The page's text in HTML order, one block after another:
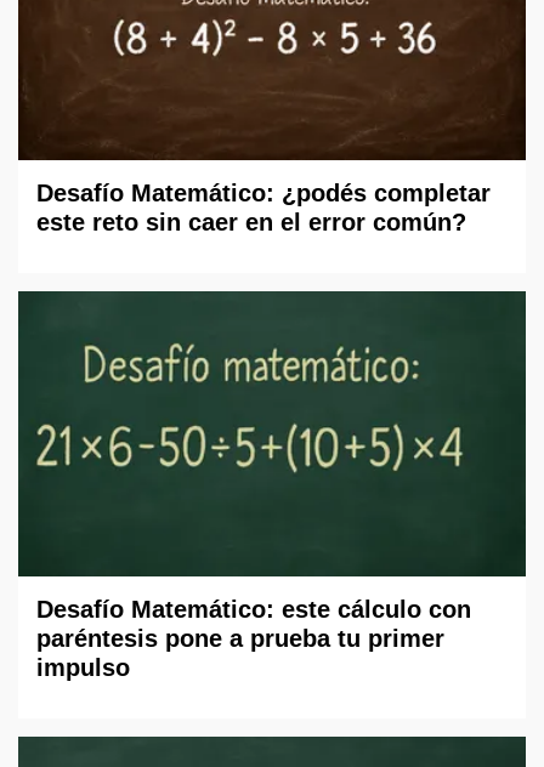
Desafío Matemático: ¿podés completar
este reto sin caer en el error común?
Desafío Matemático: este cálculo con
paréntesis pone a prueba tu primer
impulso